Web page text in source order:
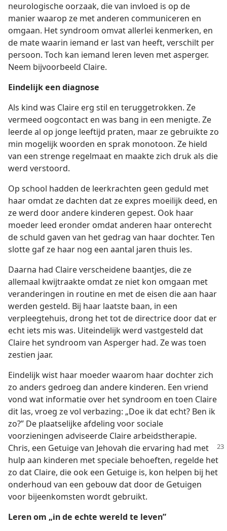
neurologische oorzaak, die van invloed is op de
manier waarop ze met anderen communiceren en
omgaan. Het syndroom omvat allerlei kenmerken, en
de mate waarin iemand er last van heeft, verschilt per
persoon. Toch kan iemand leren leven met asperger.
Neem bijvoorbeeld Claire.
Eindelijk een diagnose
Als kind was Claire erg stil en teruggetrokken. Ze
vermeed oogcontact en was bang in een menigte. Ze
leerde al op jonge leeftijd praten, maar ze gebruikte zo
min mogelijk woorden en sprak monotoon. Ze hield
van een strenge regelmaat en maakte zich druk als die
werd verstoord.
Op school hadden de leerkrachten geen geduld met
haar omdat ze dachten dat ze expres moeilijk deed, en
ze werd door andere kinderen gepest. Ook haar
moeder leed eronder omdat anderen haar onterecht
de schuld gaven van het gedrag van haar dochter. Ten
slotte gaf ze haar nog een aantal jaren thuis les.
Daarna had Claire verscheidene baantjes, die ze
allemaal kwijtraakte omdat ze niet kon omgaan met
veranderingen in routine en met de eisen die aan haar
werden gesteld. Bij haar laatste baan, in een
verpleegtehuis, drong het tot de directrice door dat er
echt iets mis was. Uiteindelijk werd vastgesteld dat
Claire het syndroom van Asperger had. Ze was toen
zestien jaar.
Eindelijk wist haar moeder waarom haar dochter zich
zo anders gedroeg dan andere kinderen. Een vriend
vond wat informatie over het syndroom en toen Claire
dit las, vroeg ze vol verbazing: „Doe ik dat echt? Ben ik
zo?” De plaatselijke afdeling voor sociale
voorzieningen adviseerde Claire arbeidstherapie.
Chris, een Getuige van Jehovah die ervaring had met
hulp aan kinderen met speciale behoeften, regelde het
zo dat Claire, die ook een Getuige is, kon helpen bij het
onderhoud van een gebouw dat door de Getuigen
voor bijeenkomsten wordt gebruikt.
Leren om „in de echte wereld te leven”